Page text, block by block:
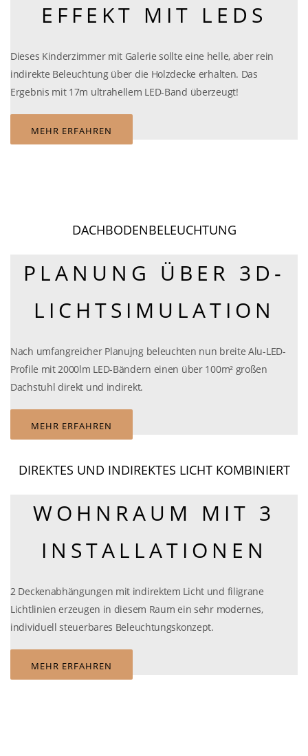
EFFEKT MIT LEDS
Dieses Kinderzimmer mit Galerie sollte eine helle, aber rein
indirekte Beleuchtung über die Holzdecke erhalten. Das
Ergebnis mit 17m ultrahellem LED-Band überzeugt!
MEHR ERFAHREN
DACHBODENBELEUCHTUNG
PLANUNG ÜBER 3D-
LICHTSIMULATION
Nach umfangreicher Planujng beleuchten nun breite Alu-LED-
Profile mit 2000lm LED-Bändern einen über 100m² großen
Dachstuhl direkt und indirekt.
MEHR ERFAHREN
DIREKTES UND INDIREKTES LICHT KOMBINIERT
WOHNRAUM MIT 3
INSTALLATIONEN
2 Deckenabhängungen mit indirektem Licht und filigrane
Lichtlinien erzeugen in diesem Raum ein sehr modernes,
individuell steuerbares Beleuchtungskonzept.
MEHR ERFAHREN